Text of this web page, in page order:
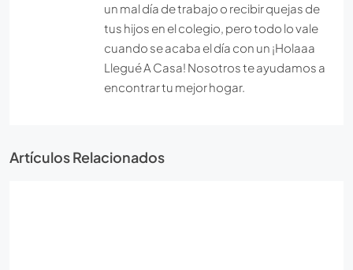
un mal día de trabajo o recibir quejas de
tus hijos en el colegio, pero todo lo vale
cuando se acaba el día con un ¡Holaaa
Llegué A Casa! Nosotros te ayudamos a
encontrar tu mejor hogar.
Artículos Relacionados